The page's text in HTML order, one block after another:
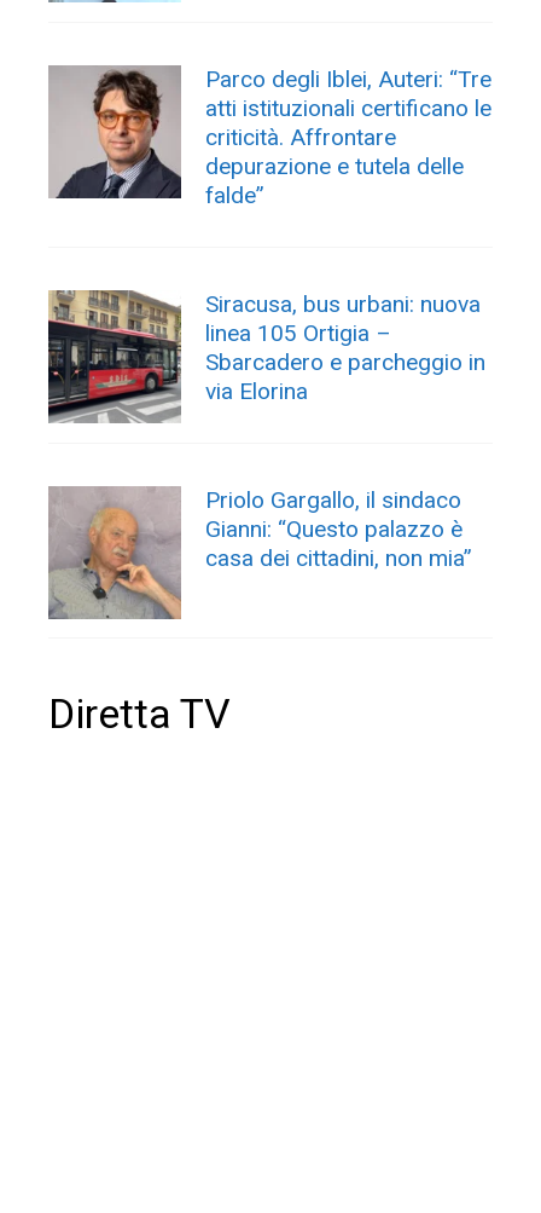
Parco degli Iblei, Auteri: “Tre
atti istituzionali certificano le
criticità. Affrontare
depurazione e tutela delle
falde”
Siracusa, bus urbani: nuova
linea 105 Ortigia –
Sbarcadero e parcheggio in
via Elorina
Priolo Gargallo, il sindaco
Gianni: “Questo palazzo è
casa dei cittadini, non mia”
Diretta TV